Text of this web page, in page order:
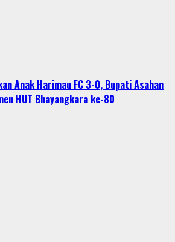
Anak Harimau FC 3-0, Bupati Asahan
HUT Bhayangkara ke-80